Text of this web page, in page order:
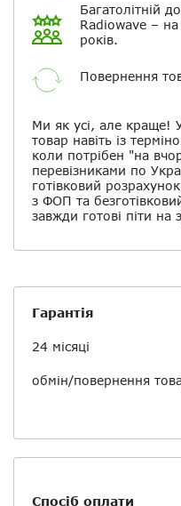
Багатолітній
Radiowave –
років.
Повернення
Ми як усі, але краще!
товар навіть із
коли потрібен "на
перевізниками по
готівковий
з ФОП та
завжди готові піти на
Гарантія
24 місяці
обмін/повернення
Спосіб оплати
Повідомляти про
електронній пошті
Скасувати